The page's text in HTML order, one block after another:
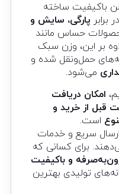
باکیفیت ساخته
پارگی، سایش و
حساس مانند
بر این، وزن سبک
حمل‌ونقل شده و
می‌شود.
امکان دریافت
قبل از خرید و
است.
سریع و خدمات
برای کسانی که
و باکیفیت
تولیدی بهترین